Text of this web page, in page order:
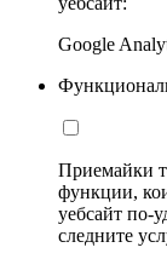
Google
Приемайки
функции,
уебсайт по-
следните